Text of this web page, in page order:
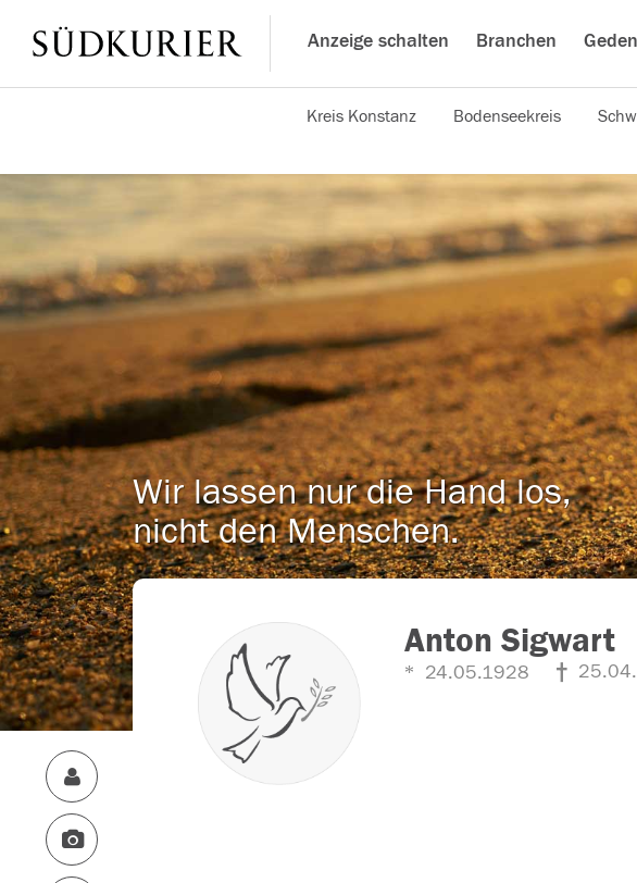
Anzeige schalten Branchen
Kreis Konstanz Bodenseekreis
Wir lassen nur die Hand los,
nicht den Menschen.
Anton Sigwart
24.05.1928